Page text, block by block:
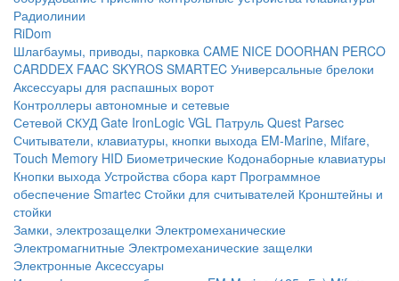
Радиолинии
RiDom
Шлагбаумы, приводы, парковка CAME NICE DOORHAN PERCO
CARDDEX FAAC SKYROS SMARTEC Универсальные брелоки
Аксессуары для распашных ворот
Контроллеры автономные и сетевые
Сетевой СКУД Gate IronLogic VGL Патруль Quest Parsec
Считыватели, клавиатуры, кнопки выхода EM-Marine, Mifare,
Touch Memory HID Биометрические Кодонаборные клавиатуры
Кнопки выхода Устройства сбора карт Программное
обеспечение Smartec Стойки для считывателей Кронштейны и
стойки
Замки, электрозащелки Электромеханические
Электромагнитные Электромеханические защелки
Электронные Аксессуары